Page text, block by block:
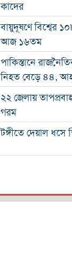
কাদের
বায়ুদূষণে বিশ্বের
আজ ১৬তম
পাকিস্তানে
নিহত বেড়ে ৪৪,
২২ জেলায়
গরম
টঙ্গীতে দেয়াল ধসে
গলে যাওয়া